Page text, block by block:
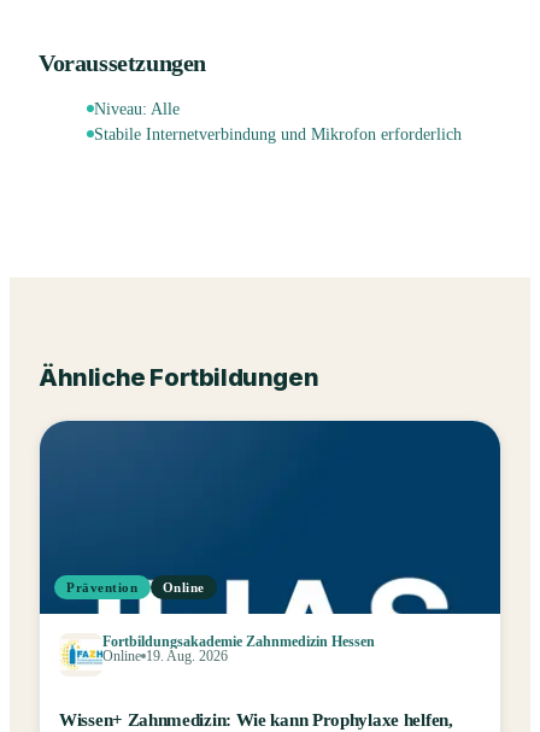
Voraussetzungen
Niveau: Alle
Stabile Internetverbindung und Mikrofon erforderlich
Ähnliche Fortbildungen
Prävention Online
Fortbildungsakademie Zahnmedizin Hessen
Online 19. Aug. 2026
Wissen+ Zahnmedizin: Wie kann Prophylaxe helfen,